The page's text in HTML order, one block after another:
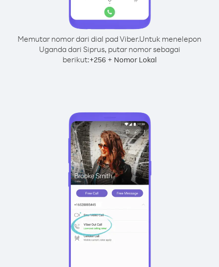
Memutar nomor dari dial pad Viber.Untuk menelepon
Uganda dari Siprus, putar nomor sebagai
berikut:+256 + Nomor Lokal